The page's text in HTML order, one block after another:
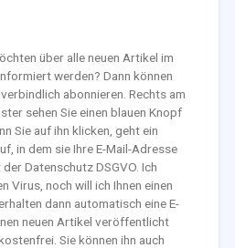
über alle neuen Artikel im
werden? Dann können
abonnieren. Rechts am
sehen Sie einen blauen Knopf
Sie auf ihn klicken, geht ein
in dem sie Ihre E-Mail-Adresse
Datenschutz DSGVO. Ich
Virus, noch will ich Ihnen einen
dann automatisch eine E-
neuen Artikel veröffentlicht
Sie können ihn auch